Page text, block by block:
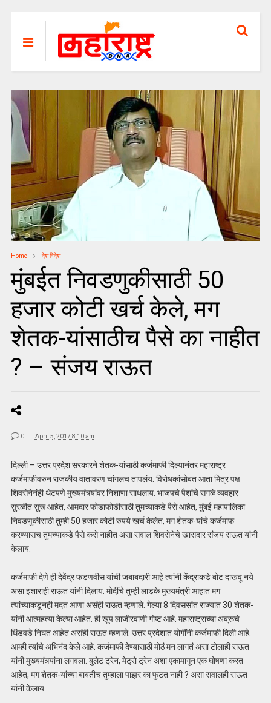
Home देश विदेश
मुंबईत निवडणुकीसाठी 50
हजार कोटी खर्च केले, मग
शेतक-यांसाठीच पैसे का नाहीत
? – संजय राऊत
0 April 5, 2017 8:10 am
दिल्ली – उत्तर प्रदेश सरकारने शेतक-यांसाठी कर्जमाफी दिल्यानंतर महाराष्ट्र
कर्जमाफीवरुन राजकीय वातावरण चांगलच तापलंय. विरोधकांसोबत आता मित्र पक्ष
शिवसेनेनंही थेटपणे मुख्यमंत्र्यांवर निशाणा साधलाय. भाजपचे पैशांचे सगळे व्यवहार
सुरळीत सुरू आहेत, आमदार फोडाफोडीसाठी तुमच्याकडे पैसे आहेत, मुंबई महापालिका
निवडणुकीसाठी तुम्ही 50 हजार कोटी रुपये खर्च केलेत, मग शेतक-यांचे कर्जमाफ
करण्यासच तुमच्याकडे पैसे कसे नाहीत असा सवाल शिवसेनेचे खासदार संजय राऊत यांनी
केलाय.
कर्जमाफी देणे ही देवेंद्र फडणवीस यांची जबाबदारी आहे त्यांनी केंद्राकडे बोट दाखवू नये
असा इशाराही राऊत यांनी दिलाय. मोदींचे तुम्ही लाडके मुख्यमंत्री आहात मग
त्यांच्याकडूनही मदत आणा असंही राऊत म्हणाले. गेल्या 8 दिवससांत राज्यात 30 शेतक-
यांनी आत्महत्या केल्या आहेत. ही खूप लाजीरवाणी गोष्ट आहे. महाराष्ट्राच्या अब्रूचे
धिंडवडे निघत आहेत असंही राऊत म्हणाले. उत्तर प्रदेशात योगींनी कर्जमाफी दिली आहे.
आम्ही त्यांचे अभिनंद केले आहे. कर्जमाफी देण्यासाठी मोठं मन लागतं असा टोलाही राऊत
यांनी मुख्यमंत्र्यांना लगवला. बुलेट ट्रेन, मेट्रो ट्रेन अशा एकामागून एक घोषणा करत
आहेत, मग शेतक-यांच्या बाबतीच तुम्हाला पाझर का फुटत नाही ? असा सवालही राऊत
यांनी केलाय.